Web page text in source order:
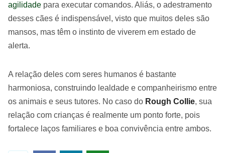
agilidade para executar comandos. Aliás, o adestramento
desses cães é indispensável, visto que muitos deles são
mansos, mas têm o instinto de viverem em estado de
alerta.
A relação deles com seres humanos é bastante
harmoniosa, construindo lealdade e companheirismo entre
os animais e seus tutores. No caso do Rough Collie, sua
relação com crianças é realmente um ponto forte, pois
fortalece laços familiares e boa convivência entre ambos.